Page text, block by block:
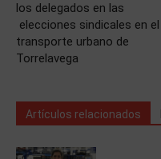
los delegados en las
elecciones sindicales en el
transporte urbano de
Torrelavega
Artículos relacionados